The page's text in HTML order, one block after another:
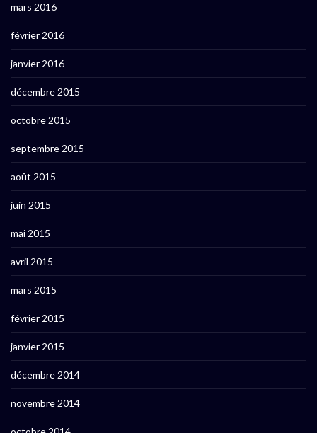
mars 2016
février 2016
janvier 2016
décembre 2015
octobre 2015
septembre 2015
août 2015
juin 2015
mai 2015
avril 2015
mars 2015
février 2015
janvier 2015
décembre 2014
novembre 2014